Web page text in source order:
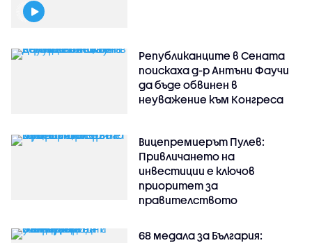
Републиканците в Сената
поискаха д-р Антъни Фаучи
да бъде обвинен в
неуважение към Конгреса
Вицепремиерът Пулев:
Привличането на
инвестиции е ключов
приоритет за
правителството
68 медала за България: